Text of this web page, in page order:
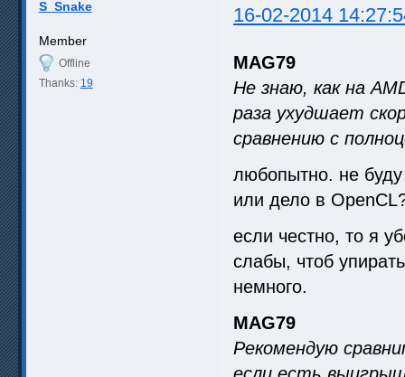
S_Snake 16-02-2014
Member
Offline
Thanks: 19
MAG79
Не знаю, как на
раза ухудшает
сравнению с
любопытно. не буду
или дело в
если честно, то я
слабы, чтоб
немного.
MAG79
Рекомендую